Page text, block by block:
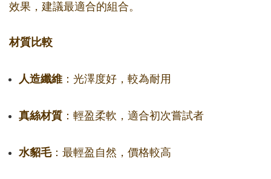
效果，建議最適合的組合。
材質比較
人造纖維 ：光澤度好，較為耐用
真絲材質 ：輕盈柔軟，適合初次嘗試者
水貂毛：最輕盈自然，價格較高